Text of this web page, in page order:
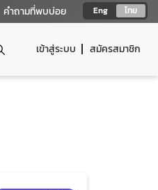
Eng ไทย
คำถามที่พบบ่อย
เข้าสู่ระบบ สมัครสมาชิก